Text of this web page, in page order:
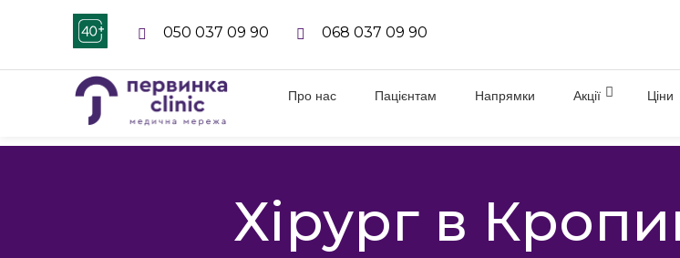
050 037 09 90 068 037 09 90
Про нас Пацієнтам Напрямки Акції Ціни
Хірург в